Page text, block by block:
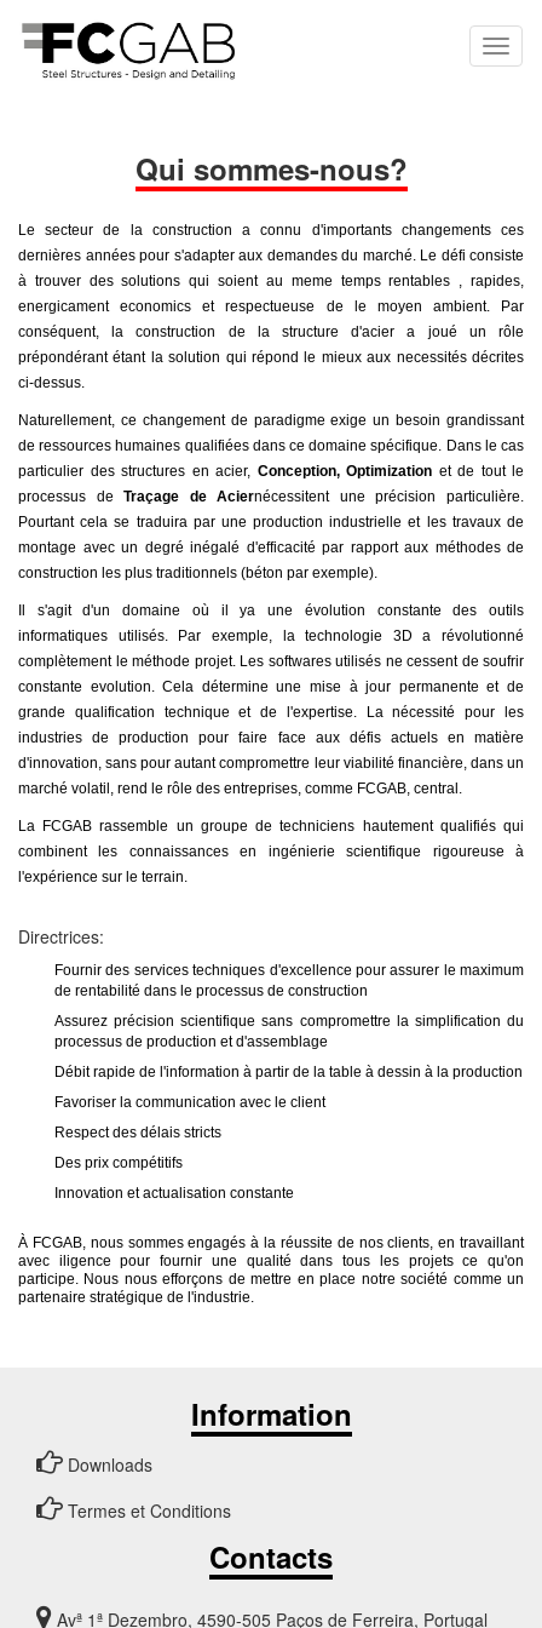
Qui sommes-nous?
Le secteur de la construction a connu d'importants changements ces
dernières années pour s'adapter aux demandes du marché. Le défi consiste
à trouver des solutions qui soient au meme temps rentables , rapides,
energicament economics et respectueuse de le moyen ambient. Par
conséquent, la construction de la structure d'acier a joué un rôle
prépondérant étant la solution qui répond le mieux aux necessités décrites
ci-dessus.
Naturellement, ce changement de paradigme exige un besoin grandissant
de ressources humaines qualifiées dans ce domaine spécifique. Dans le cas
particulier des structures en acier, Conception, Optimization et de tout le
processus de Traçage de Aciernécessitent une précision particulière.
Pourtant cela se traduira par une production industrielle et les travaux de
montage avec un degré inégalé d'efficacité par rapport aux méthodes de
construction les plus traditionnels (béton par exemple).
Il s'agit d'un domaine où il ya une évolution constante des outils
informatiques utilisés. Par exemple, la technologie 3D a révolutionné
complètement le méthode projet. Les softwares utilisés ne cessent de soufrir
constante evolution. Cela détermine une mise à jour permanente et de
grande qualification technique et de l'expertise. La nécessité pour les
industries de production pour faire face aux défis actuels en matière
d'innovation, sans pour autant compromettre leur viabilité financière, dans un
marché volatil, rend le rôle des entreprises, comme FCGAB, central.
La FCGAB rassemble un groupe de techniciens hautement qualifiés qui
combinent les connaissances en ingénierie scientifique rigoureuse à
l'expérience sur le terrain.
Directrices:
Fournir des services techniques d'excellence pour assurer le maximum
de rentabilité dans le processus de construction
Assurez précision scientifique sans compromettre la simplification du
processus de production et d'assemblage
Débit rapide de l'information à partir de la table à dessin à la production
Favoriser la communication avec le client
Respect des délais stricts
Des prix compétitifs
Innovation et actualisation constante
À FCGAB, nous sommes engagés à la réussite de nos clients, en travaillant
avec iligence pour fournir une qualité dans tous les projets ce qu'on
participe. Nous nous efforçons de mettre en place notre société comme un
partenaire stratégique de l'industrie.
Information
Downloads
Termes et Conditions
Contacts
Avª 1ª Dezembro, 4590-505 Paços de Ferreira, Portugal